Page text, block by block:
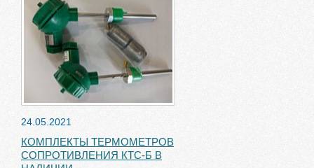
24.05.2021
КОМПЛЕКТЫ ТЕРМОМЕТРОВ
СОПРОТИВЛЕНИЯ КТС-Б В